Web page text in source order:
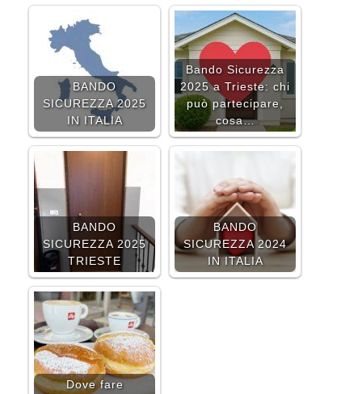
BANDO
SICUREZZA 2025
IN ITALIA
Bando Sicurezza
2025 a Trieste: chi
può partecipare,
cosa…
BANDO
SICUREZZA 2025
TRIESTE
BANDO
SICUREZZA 2024
IN ITALIA
Dove fare